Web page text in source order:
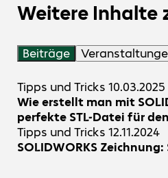
Weitere Inhalte
Beiträge
Tipps und Tricks 10.03.2025
Wie erstellt man mit
perfekte STL-Datei für
Tipps und Tricks 12.11.2024
SOLIDWORKS